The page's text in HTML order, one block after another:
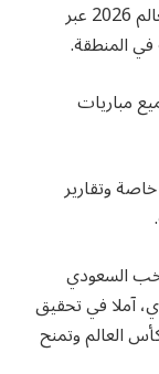
وشمال إفريقيا متابعة جميع مباريات كأس العالم 2026 عبر
مباريات
وتقارير
السعودي
آملا في تحقيق
العالم وتمنح